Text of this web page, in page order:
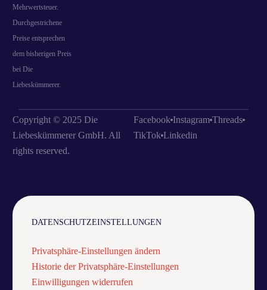
Mehrwertsteuer.
Durchgestrichene
Preise entsprechen
dem bisherigen Preis
bei Die
Liebeskümmerer.
Copyright © 2025 Die
Liebeskümmerer GmbH. All
rights reserved.
Facebook Instagram Threads
TikTok Linkedin
DATENSCHUTZEINSTELLUNGEN
Privatsphäre-Einstellungen ändern
Historie der Privatsphäre-Einstellungen
Einwilligungen widerrufen